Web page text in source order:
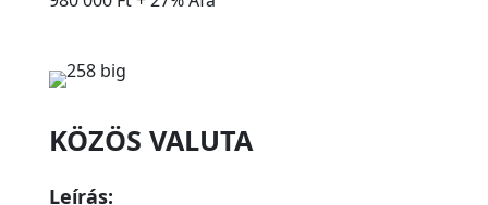
KÖZÖS VALUTA
Leírás: